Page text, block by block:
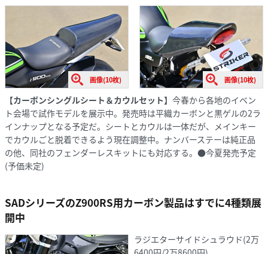
画像(10枚) 画像(10枚)
【カーボンシングルシート＆カウルセット】 今春から各地のイベン
ト会場で試作モデルを展示中。発売時は平織カーボンと黒ゲルの2ラ
インナップとなる予定だ。シートとカウルは一体だが、メインキー
でカウルごと脱着できるよう現在調整中。ナンバーステーは純正品
の他、同社のフェンダーレスキットにも対応する。●今夏発売予定
(予価未定)
SADシリーズのZ900RS用カーボン製品はすでに4種類展
開中
ラジエターサイドシュラウド(2万